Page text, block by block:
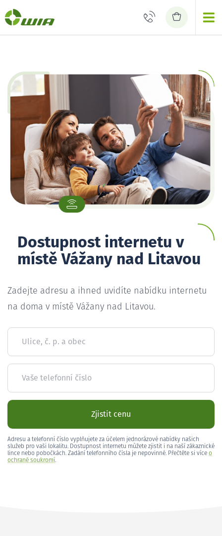
Dostupnost internetu v
místě Vážany nad Litavou
Zadejte adresu a ihned uvidíte nabídku internetu
na doma v místě Vážany nad Litavou.
Ulice, č. p. a obec
Vaše telefonní číslo
Zjistit cenu
Adresu a telefonní číslo vyplňujete za účelem jednorázové nabídky našich
služeb pro vaši lokalitu. Dostupnost internetu můžete zjistit i na naší zákaznické
lince nebo pobočkách. Zadání telefonního čísla je nepovinné. Přečtěte si více o
ochraně soukromí.